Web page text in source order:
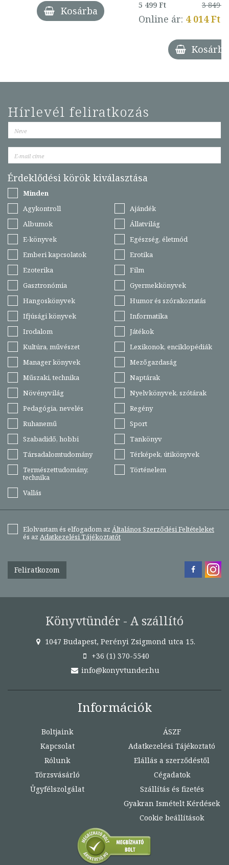
Kosárba 5 499 Ft 3 849 Ft
Online ár: 4 014 Ft
Kosárba
Hírlevél feliratkozás
Érdeklődési körök kiválasztása
Minden
Agykontroll
Ajándék
Albumok
Állatvilág
E-könyvek
Egészség, életmód
Emberi kapcsolatok
Erotika
Ezoterika
Film
Gasztronómia
Gyermekkönyvek
Hangoskönyvek
Humor és szórakoztatás
Ifjúsági könyvek
Informatika
Irodalom
Játékok
Kultúra, művészet
Lexikonok, enciklopédiák
Manager könyvek
Mezőgazdaság
Műszaki, technika
Naptárak
Növényvilág
Nyelvkönyvek, szótárak
Pedagógia, nevelés
Regény
Ruhanemű
Sport
Szabadidő, hobbi
Tankönyv
Társadalomtudomány
Térképek, útikönyvek
Természettudomány,
technika
Történelem
Vallás
Elolvastam és elfogadom az Általános Szerződési Feltételeket
és az Adatkezelési Tájékoztatót
Feliratkozom
Könyvtündér - A szállító
1047 Budapest, Perényi Zsigmond utca 15.
+36 (1) 370-5540
info@konyvtunder.hu
Információk
Boltjaink
Kapcsolat
Rólunk
Törzsvásárló
Ügyfélszolgálat
ÁSZF
Adatkezelési Tájékoztató
Elállás a szerződéstől
Cégadatok
Szállítás és fizetés
Gyakran Ismételt Kérdések
Cookie beállítások